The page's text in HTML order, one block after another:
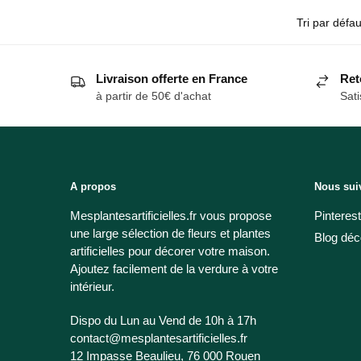
Livraison offerte en France
à partir de 50€ d'achat
A propos
Mesplantesartificielles.fr vous propose
une large sélection de fleurs et plantes
artificielles pour décorer votre maison.
Ajoutez facilement de la verdure à votre
intérieur.
Dispo du Lun au Vend de 10h à 17h
contact@mesplantesartificielles.fr
12 Impasse Beaulieu, 76 000 Rouen
Nous
Pinterest
Blog